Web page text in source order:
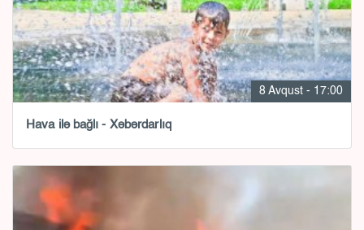
8 Avqust - 17:00
Hava ilə bağlı - Xəbərdarlıq